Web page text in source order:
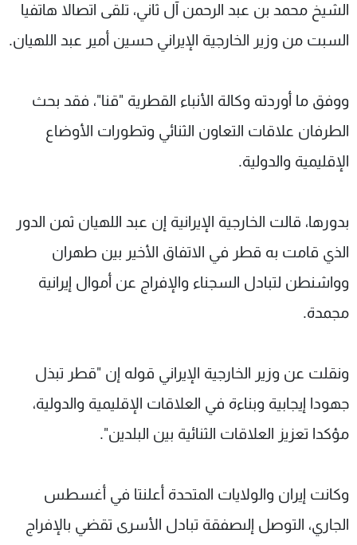
الشيخ محمد بن عبد الرحمن آل ثاني، تلقى اتصالا هاتفيا
السبت من وزير الخارجية الإيراني حسين أمير عبد اللهيان.
ووفق ما أوردته وكالة الأنباء القطرية "قنا"، فقد بحث
الطرفان علاقات التعاون الثنائي وتطورات الأوضاع
الإقليمية والدولية.
بدورها، قالت الخارجية الإيرانية إن عبد اللهيان ثمن الدور
الذي قامت به قطر في الاتفاق الأخير بين طهران
وواشنطن لتبادل السجناء والإفراج عن أموال إيرانية
مجمدة.
ونقلت عن وزير الخارجية الإيراني قوله إن "قطر تبذل
جهودا إيجابية وبناءة في العلاقات الإقليمية والدولية،
مؤكدا تعزيز العلاقات الثنائية بين البلدين".
وكانت إيران والولايات المتحدة أعلنتا في أغسطس
الجاري، التوصل إلىصفقة تبادل الأسرى تقضي بالإفراج
عن MTV
وظائف
سياسة الخصوصية